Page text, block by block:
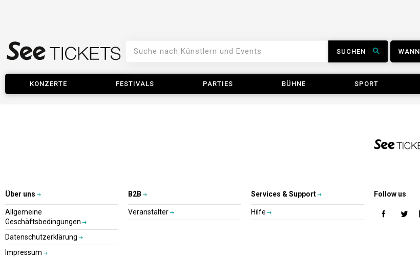
SUCHEN WANN
KONZERTE FESTIVALS PARTIES BÜHNE SPORT
Über uns
Allgemeine
Geschäftsbedingungen
Datenschutzerklärung
Impressum
B2B
Veranstalter
Services & Support
Hilfe
Follow us